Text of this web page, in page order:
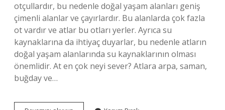
otçullardır, bu nedenle doğal yaşam alanları geniş
çimenli alanlar ve çayırlardır. Bu alanlarda çok fazla
ot vardır ve atlar bu otları yerler. Ayrıca su
kaynaklarına da ihtiyaç duyarlar, bu nedenle atların
doğal yaşam alanlarında su kaynaklarının olması
önemlidir. At en çok neyi sever? Atlara arpa, saman,
buğday ve…